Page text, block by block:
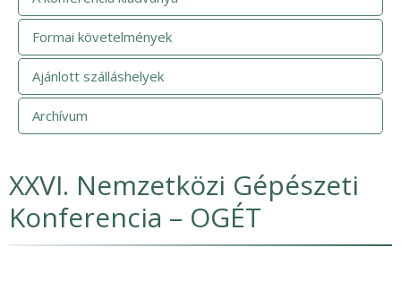
Formai követelmények
Ajánlott szálláshelyek
Archívum
XXVI. Nemzetközi Gépészeti
Konferencia – OGÉT